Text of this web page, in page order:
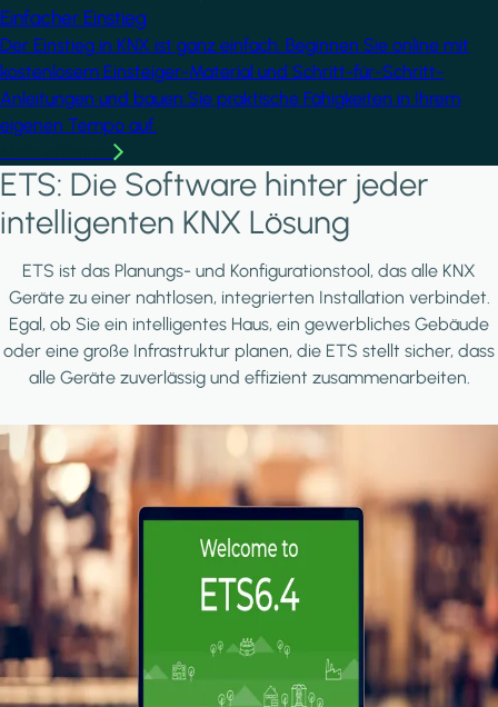
Einfacher Einstieg
Der Einstieg in KNX ist ganz einfach. Beginnen Sie online mit
kostenlosem Einsteiger-Material und Schritt-für-Schritt-
Anleitungen und bauen Sie praktische Fähigkeiten in Ihrem
eigenen Tempo auf.
ETS: Die Software hinter jeder
intelligenten KNX Lösung
ETS ist das Planungs- und Konfigurationstool, das alle KNX
Geräte zu einer nahtlosen, integrierten Installation verbindet.
Egal, ob Sie ein intelligentes Haus, ein gewerbliches Gebäude
oder eine große Infrastruktur planen, die ETS stellt sicher, dass
alle Geräte zuverlässig und effizient zusammenarbeiten.
Image